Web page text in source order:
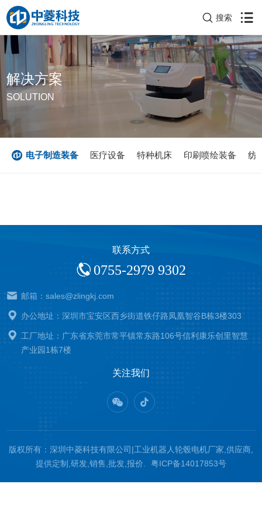
搜索
解决方案
SOLUTION
电子制造装备 医疗设备 特种机床 印刷喷绘装备 纺
联系方式
0755-2979 9302
邮箱：sales@zlingkj.com
办公地址：深圳市宝安区西乡街道铁仔路凤凰智谷B栋3楼303
工厂地址：广东省东莞市常平镇常东路106号信利康乐创里智慧
产业园1栋7楼
关注我们
版权所有：深圳中菱科技有限公司|工业机器人轮毂电机厂家,供应商,
提供定制,研发,销售,批发,报价. 粤ICP备14017853号